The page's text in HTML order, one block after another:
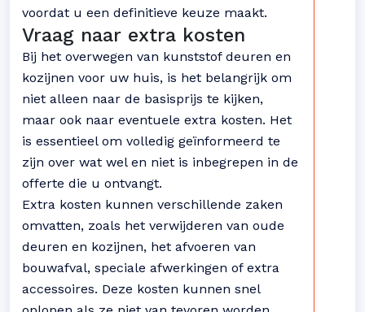
voordat u een definitieve keuze maakt.
Vraag naar extra kosten
Bij het overwegen van kunststof deuren en
kozijnen voor uw huis, is het belangrijk om
niet alleen naar de basisprijs te kijken,
maar ook naar eventuele extra kosten. Het
is essentieel om volledig geïnformeerd te
zijn over wat wel en niet is inbegrepen in de
offerte die u ontvangt.
Extra kosten kunnen verschillende zaken
omvatten, zoals het verwijderen van oude
deuren en kozijnen, het afvoeren van
bouwafval, speciale afwerkingen of extra
accessoires. Deze kosten kunnen snel